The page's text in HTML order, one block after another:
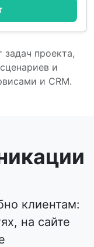
задач проекта,
и
и CRM.
клиентам:
на сайте